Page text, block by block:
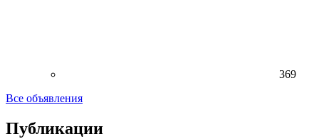
369
Все объявления
Публикации